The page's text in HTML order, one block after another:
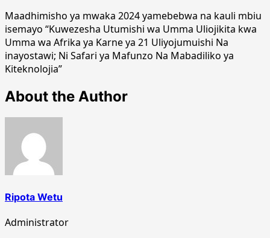
Maadhimisho ya mwaka 2024 yamebebwa na kauli mbiu
isemayo “Kuwezesha Utumishi wa Umma Uliojikita kwa
Umma wa Afrika ya Karne ya 21 Uliyojumuishi Na
inayostawi; Ni Safari ya Mafunzo Na Mabadiliko ya
Kiteknolojia”
About the Author
Ripota Wetu
Administrator